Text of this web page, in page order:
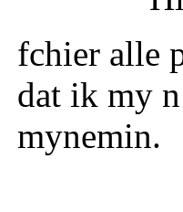
fchier alle
dat ik my
mynemin.